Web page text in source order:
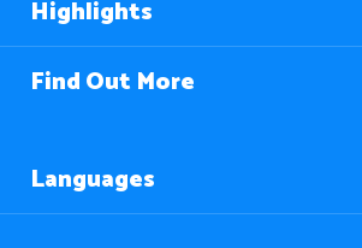
Highlights
Find Out More
Languages